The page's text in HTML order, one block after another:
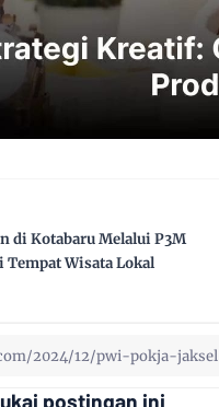
di Kotabaru Melalui P3M
Tempat Wisata Lokal
postingan ini